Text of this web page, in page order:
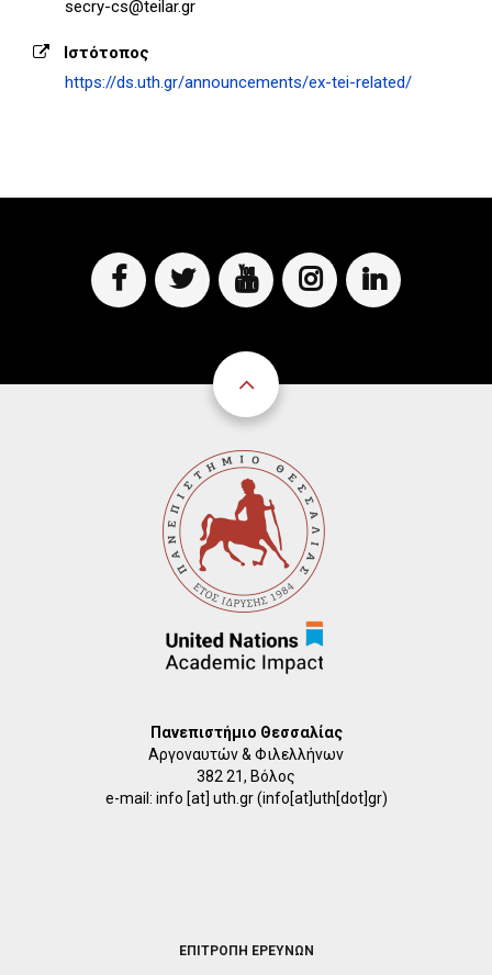
secry-cs@teilar.gr
Ιστότοπος
https://ds.uth.gr/announcements/ex-tei-related/
Πανεπιστήμιο Θεσσαλίας
Αργοναυτών & Φιλελλήνων
382 21, Βόλος
e-mail: info [at] uth.gr(info[at]uth[dot]gr)
ΕΠΙΤΡΟΠΗ ΕΡΕΥΝΩΝ